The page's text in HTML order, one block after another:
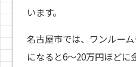
います。
名古屋市では、ワンルー
になると6〜20万円ほどに